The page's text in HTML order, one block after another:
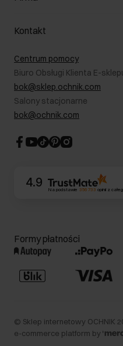
Jak dokonać zwrotu?
Zwróć produkty
W podróży
Karta podarunkowa
Bezpieczne zakupy
Blog
O nas
Salony
B2B - Sprzedaż dla firm
RODO- Polityka prywatności
Informacje prawne
Dla akcjonariuszy
CSR
Kontakt
Centrum pomocy
Biuro Obsługi Klienta E-
bok@sklep.ochnik.com
Salony stacjonarne
bok@ochnik.com
4.9
Na podstawie 356 733 opinii z
Formy płatności
© Sklep internetowy OCHNIK
e-commerce platform by